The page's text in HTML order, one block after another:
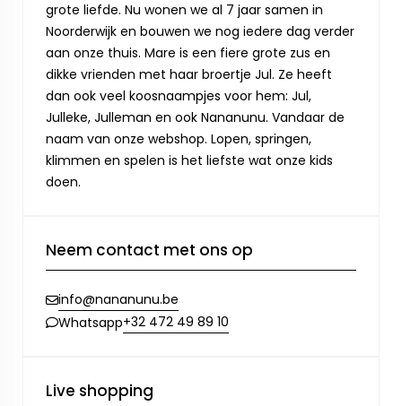
grote liefde. Nu wonen we al 7 jaar samen in
Noorderwijk en bouwen we nog iedere dag verder
aan onze thuis. Mare is een fiere grote zus en
dikke vrienden met haar broertje Jul. Ze heeft
dan ook veel koosnaampjes voor hem: Jul,
Julleke, Julleman en ook Nananunu. Vandaar de
naam van onze webshop. Lopen, springen,
klimmen en spelen is het liefste wat onze kids
doen.
Neem contact met ons op
info@nananunu.be
Whatsapp+32 472 49 89 10
Live shopping